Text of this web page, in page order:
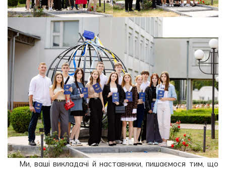
Ми, ваші викладачі й наставники, пишаємося тим, що